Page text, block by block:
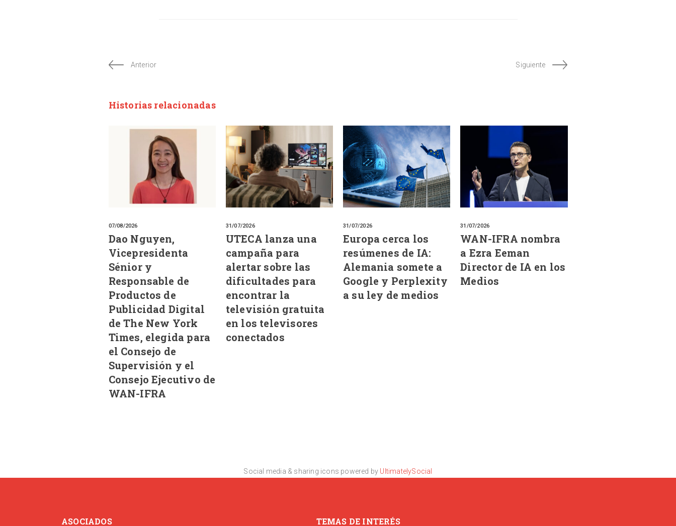
Anterior Siguiente
Historias relacionadas
07/08/2026
Dao Nguyen,
Vicepresidenta
Sénior y
Responsable de
Productos de
Publicidad Digital
de The New York
Times, elegida para
el Consejo de
Supervisión y el
Consejo Ejecutivo de
WAN-IFRA
31/07/2026
UTECA lanza una
campaña para
alertar sobre las
dificultades para
encontrar la
televisión gratuita
en los televisores
conectados
31/07/2026
Europa cerca los
resúmenes de IA:
Alemania somete a
Google y Perplexity
a su ley de medios
31/07/2026
WAN-IFRA nombra
a Ezra Eeman
Director de IA en los
Medios
Social media & sharing icons powered by UltimatelySocial
ASOCIADOS TEMAS DE INTERÉS